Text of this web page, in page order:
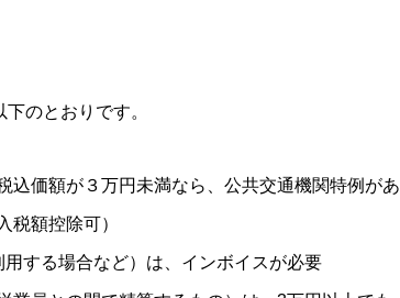
下のとおりです。
込価額が３万円未満なら、公共交通機関特例があ
税額控除可）
する場合など）は、インボイスが必要